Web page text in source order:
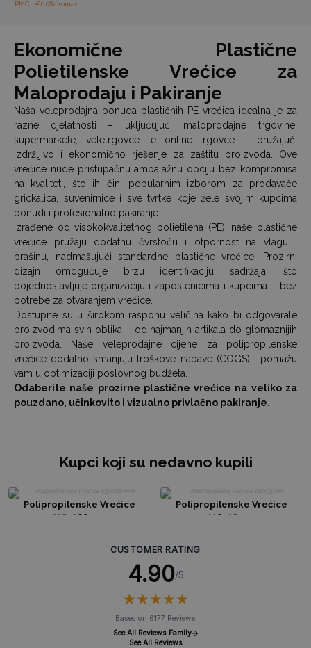
PMC : €0.08/komad
Ekonomične Plastične
Polietilenske Vrećice za
Maloprodaju i Pakiranje
Naša veleprodajna ponuda plastičnih PE vrećica idealna je za
razne djelatnosti – uključujući maloprodajne trgovine,
supermarkete, veletrgovce te online trgovce – pružajući
izdržljivo i ekonomično rješenje za zaštitu proizvoda. Ove
vrećice nude pristupačnu ambalažnu opciju bez kompromisa
na kvaliteti, što ih čini popularnim izborom za prodavače
grickalica, suvenirnice i sve tvrtke koje žele svojim kupcima
ponuditi profesionalno pakiranje.
Izrađene od visokokvalitetnog polietilena (PE), naše plastične
vrećice pružaju dodatnu čvrstoću i otpornost na vlagu i
prašinu, nadmašujući standardne plastične vrećice. Prozirni
dizajn omogućuje brzu identifikaciju sadržaja, što
pojednostavljuje organizaciju i zaposlenicima i kupcima – bez
potrebe za otvaranjem vrećice.
Dostupne su u širokom rasponu veličina kako bi odgovarale
proizvodima svih oblika – od najmanjih artikala do glomaznijih
proizvoda. Naše veleprodajne cijene za polipropilenske
vrećice dodatno smanjuju troškove nabave (COGS) i pomažu
vam u optimizaciji poslovnog budžeta.
Odaberite naše prozirne plastične vrećice na veliko za
pouzdano, učinkovito i vizualno privlačno pakiranje.
Kupci koji su nedavno kupili
Polipropilenske Vrećice
135x200 mm
Polipropilenske Vrećice
110x95 mm
CUSTOMER RATING
4.90/5
★★★★★
★★★★★
Based on 6177 Reviews
See All Reviews Family
See All Reviews